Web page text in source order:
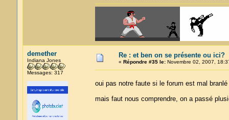
demether
Indiana Jones
Messages: 317
Re : et ben on se présente ou ici?
« Répondre #35 le:Novembre 02, 2007,
oui pas notre faute si le forum est mal
mais faut nous comprendre, on a passé